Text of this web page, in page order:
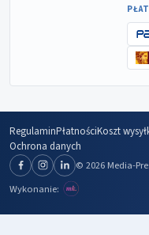
RegulaminPłatnościKoszt
Ochrona danych
© 2026 Media-
Wykonanie: